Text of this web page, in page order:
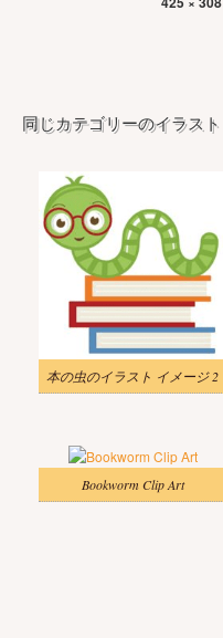
同じカテゴリーのイラスト
本の虫のイラスト イメージ 2
Bookworm Clip Art